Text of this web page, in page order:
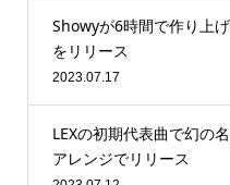
Showyが6時間で作り上
をリリース
2023.07.17
LEXの初期代表曲で幻の
アレンジでリリース